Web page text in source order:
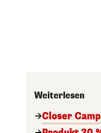
Weiterlesen
Closer